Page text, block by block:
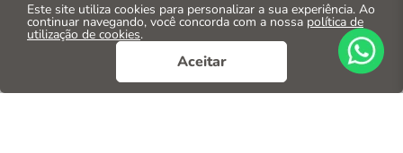
Este site utiliza cookies para personalizar a sua experiência. Ao
continuar navegando, você concorda com a nossapolítica de
utilização de cookies.
Aceitar
© 2026. Todos os direitos reservados
CNPJ: 04.569.071/0002-41
Casa Parente Comércio e Indústria LTDA